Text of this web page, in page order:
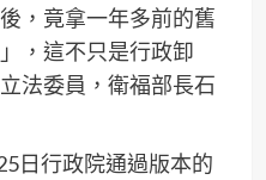
，竟拿一年多前的舊
，這不只是行政卸
法委員，衛福部長石
日行政院通過版本的